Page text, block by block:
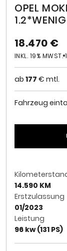
OPEL
18.470 €
INKL. 19% MWST.
ab 177 € mtl.
Fahrzeug
14.590 KM
Erstzulassung
01/2023
Leistung
96 kw (131 PS)